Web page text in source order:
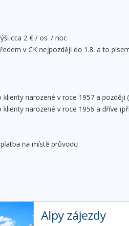
cca 2 € / os. / noc
v CK nejpozději do 1.8. a to
narozené v roce 1957 a později
narozené v roce 1956 a dříve
na místě průvodci
Alpy zájezdy